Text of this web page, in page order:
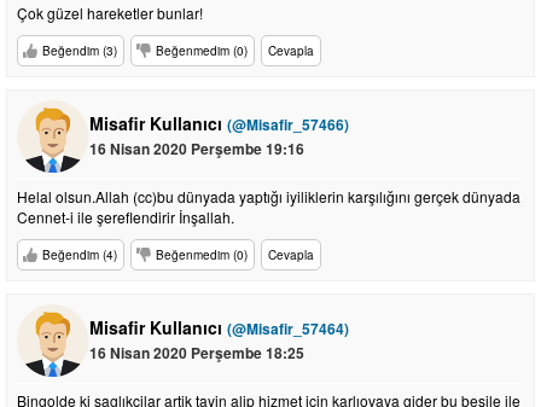
Çok güzel hareketler bunlar!
Beğendim (3) Beğenmedim (0) Cevapla
Misafir Kullanıcı (@Misafir_57466)
16 Nisan 2020 Perşembe 19:16
Helal olsun.Allah (cc)bu dünyada yaptığı iyiliklerin karşılığını gerçek dünyada
Cennet-i ile şereflendirir İnşallah.
Beğendim (4) Beğenmedim (0) Cevapla
Misafir Kullanıcı (@Misafir_57464)
16 Nisan 2020 Perşembe 18:25
Bingolde ki saglıkçilar artik tayin alip hizmet için karlıovaya gider bu besile ile